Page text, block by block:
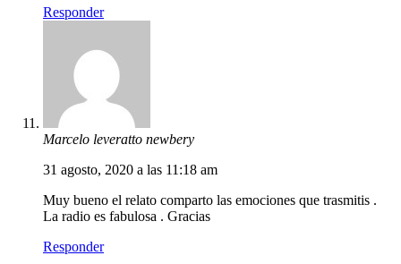
Responder
Marcelo leveratto newbery
31 agosto, 2020 a las 11:18 am
Muy bueno el relato comparto las emociones que trasmitis .
La radio es fabulosa . Gracias
Responder